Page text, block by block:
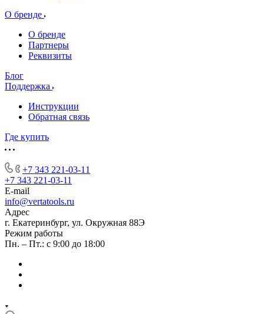
О бренде
О бренде
Партнеры
Реквизиты
Блог
Поддержка
Инструкции
Обратная связь
Где купить
+7 343 221-03-11
+7 343 221-03-11
E-mail
info@vertatools.ru
Адрес
г. Екатеринбург, ул. Окружная 88Э
Режим работы
Пн. – Пт.: с 9:00 до 18:00